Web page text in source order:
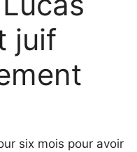
juif
six mois pour avoir